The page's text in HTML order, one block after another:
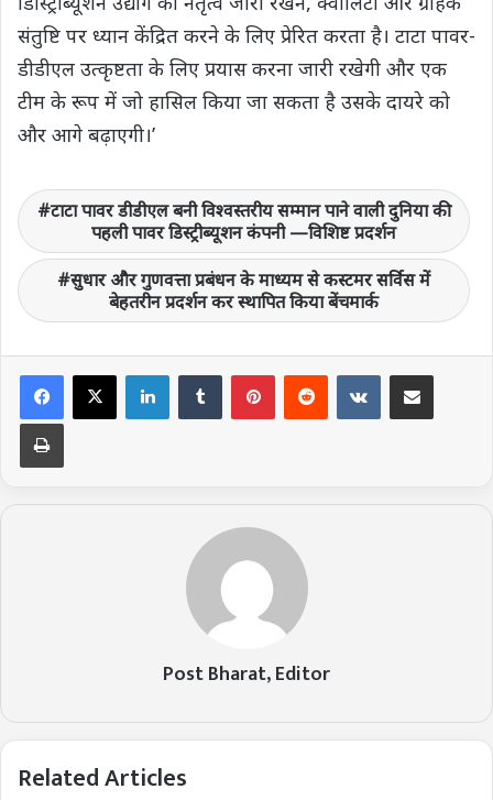
संतुष्टि पर ध्यान केंद्रित करने के लिए प्रेरित करता है। टाटा पावर-
डीडीएल उत्कृष्टता के लिए प्रयास करना जारी रखेगी और एक
टीम के रूप में जो हासिल किया जा सकता है उसके दायरे को
और आगे बढ़ाएगी।’
टाटा पावर डीडीएल बनी विश्वस्तरीय सम्मान पाने वाली दुनिया की
पहली पावर​ डिस्ट्रीब्यूशन कंपनी —विशिष्ट प्रदर्शन
सुधार और गुणवत्ता प्रबंधन के माध्यम से कस्टमर सर्विस में
बेहतरीन प्रदर्शन कर स्थापित किया बेंचमार्क
LinkedInTumblrPinterestRedditVKontakte
Share via Email
Print
Post Bharat, Editor
Related Articles